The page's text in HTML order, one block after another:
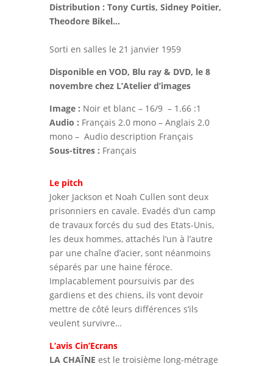
Distribution : Tony Curtis, Sidney Poitier,
Theodore Bikel…
Sorti en salles le 21 janvier 1959
Disponible en VOD, Blu ray & DVD, le 8
novembre chez L’Atelier d’images
Image : Noir et blanc – 16/9 – 1.66 :1
Audio : Français 2.0 mono – Anglais 2.0
mono – Audio description Français
Sous-titres : Français
Le pitch
Joker Jackson et Noah Cullen sont deux
prisonniers en cavale. Evadés d’un camp
de travaux forcés du sud des Etats-Unis,
les deux hommes, attachés l’un à l’autre
par une chaîne d’acier, sont néanmoins
séparés par une haine féroce.
Implacablement poursuivis par des
gardiens et des chiens, ils vont devoir
mettre de côté leurs différences s’ils
veulent survivre…
L’avis Cin’Ecrans
LA CHAÎNE est le troisième long-métrage